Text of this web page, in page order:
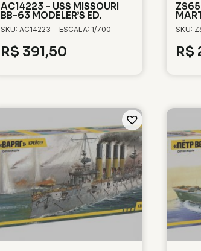
AC14223 – USS MISSOURI
BB-63 MODELER’S ED.
SKU: AC14223 - ESCALA: 1/700
R$ 391,50
SKU:
R$